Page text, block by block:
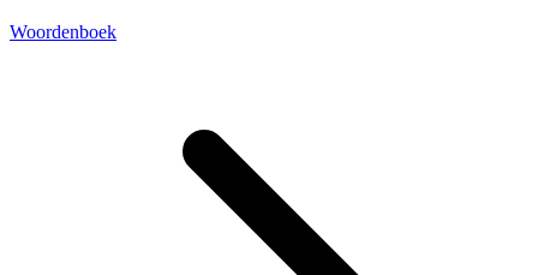
Woordenboek